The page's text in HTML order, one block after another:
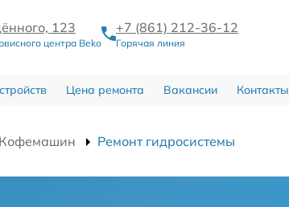
123
центра Beko
+7 (861) 212-36-12
Горячая линия
Цена ремонта Вакансии Контакты
Ремонт гидросистемы